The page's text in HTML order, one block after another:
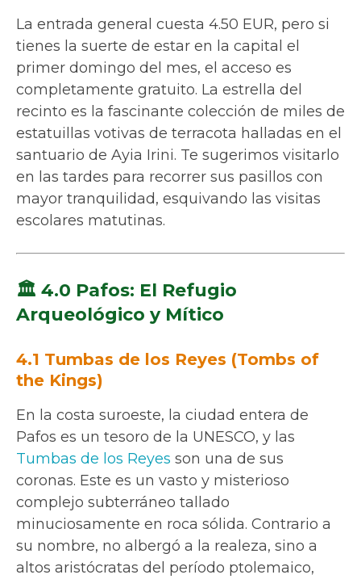
La entrada general cuesta 4.50 EUR, pero si
tienes la suerte de estar en la capital el
primer domingo del mes, el acceso es
completamente gratuito. La estrella del
recinto es la fascinante colección de miles de
estatuillas votivas de terracota halladas en el
santuario de Ayia Irini. Te sugerimos visitarlo
en las tardes para recorrer sus pasillos con
mayor tranquilidad, esquivando las visitas
escolares matutinas.
🏛️ 4.0 Pafos: El Refugio
Arqueológico y Mítico
4.1 Tumbas de los Reyes (Tombs of
the Kings)
En la costa suroeste, la ciudad entera de
Pafos es un tesoro de la UNESCO, y las
Tumbas de los Reyes son una de sus
coronas. Este es un vasto y misterioso
complejo subterráneo tallado
minuciosamente en roca sólida. Contrario a
su nombre, no albergó a la realeza, sino a
altos aristócratas del período ptolemaico,